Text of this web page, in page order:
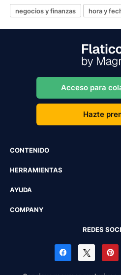
negocios y finanzas hora y
Acceso para
Hazte
CONTENIDO
HERRAMIENTAS
AYUDA
COMPANY
REDES